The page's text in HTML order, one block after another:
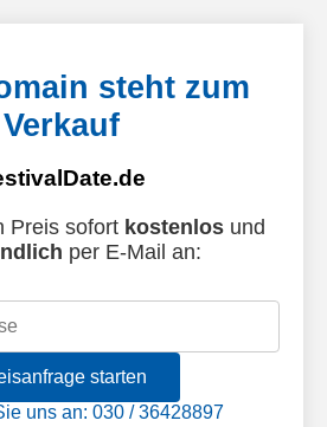
steht zum
Verkauf
Preis sofort kostenlosund
per E-Mail an:
starten
uns an: 030 / 36428897